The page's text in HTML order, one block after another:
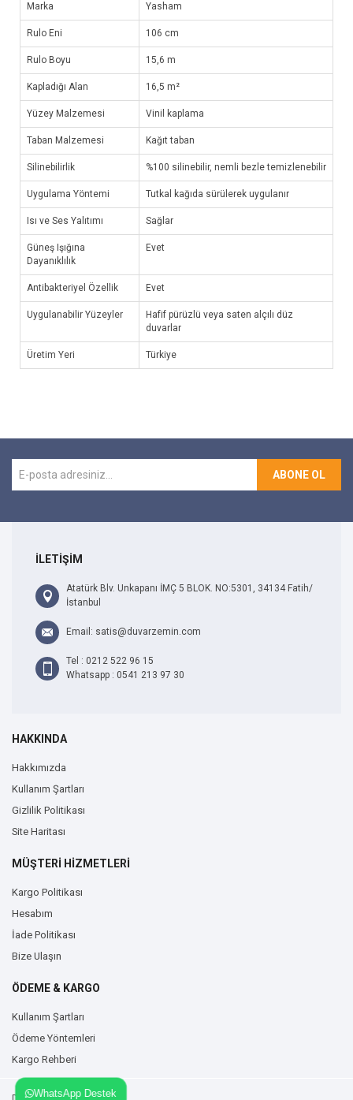
Marka Yasham
Rulo Eni 106 cm
Rulo Boyu 15,6 m
Kapladığı Alan 16,5 m²
Yüzey Malzemesi Vinil kaplama
Taban Malzemesi Kağıt taban
Silinebilirlik %100 silinebilir, nemli bezle temizlenebilir
Uygulama Yöntemi Tutkal kağıda sürülerek uygulanır
Isı ve Ses Yalıtımı Sağlar
Güneş Işığına
Dayanıklılık
Evet
Antibakteriyel Özellik Evet
Uygulanabilir Yüzeyler
Hafif pürüzlü veya saten alçılı düz
duvarlar
Üretim Yeri Türkiye
ABONE OL
İLETİŞİM
Atatürk Blv. Unkapanı İMÇ 5 BLOK. NO:5301, 34134 Fatih/
İstanbul
Email: satis@duvarzemin.com
Tel : 0212 522 96 15
Whatsapp : 0541 213 97 30
HAKKINDA
Hakkımızda
Kullanım Şartları
Gizlilik Politikası
Site Haritası
MÜŞTERİ HİZMETLERİ
Kargo Politikası
Hesabım
İade Politikası
Bize Ulaşın
ÖDEME & KARGO
Kullanım Şartları
Ödeme Yöntemleri
Kargo Rehberi
WhatsApp Destek